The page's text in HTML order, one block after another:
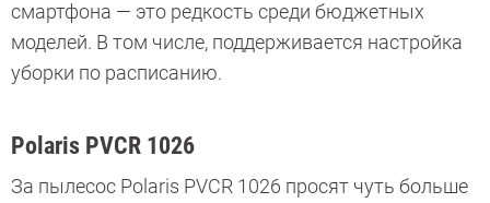
смартфона — это редкость среди бюджетных
моделей. В том числе, поддерживается настройка
уборки по расписанию.
Polaris PVCR 1026
За пылесос Polaris PVCR 1026 просят чуть больше